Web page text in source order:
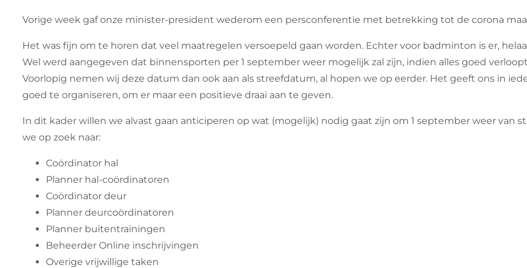
Vorige week gaf onze minister-president wederom een persconferentie met betrekking tot de corona
Het was fijn om te horen dat veel maatregelen versoepeld gaan worden. Echter voor badminton is er,
Wel werd aangegeven dat binnensporten per 1 september weer mogelijk zal zijn, indien alles goed
Voorlopig nemen wij deze datum dan ook aan als streefdatum, al hopen we op eerder. Het geeft ons in
goed te organiseren, om er maar een positieve draai aan te geven.
In dit kader willen we alvast gaan anticiperen op wat (mogelijk) nodig gaat zijn om 1 september weer van
we op zoek naar:
Coördinator hal
Planner hal-coördinatoren
Coördinator deur
Planner deurcoördinatoren
Planner buitentrainingen
Beheerder Online inschrijvingen
Overige vrijwillige taken